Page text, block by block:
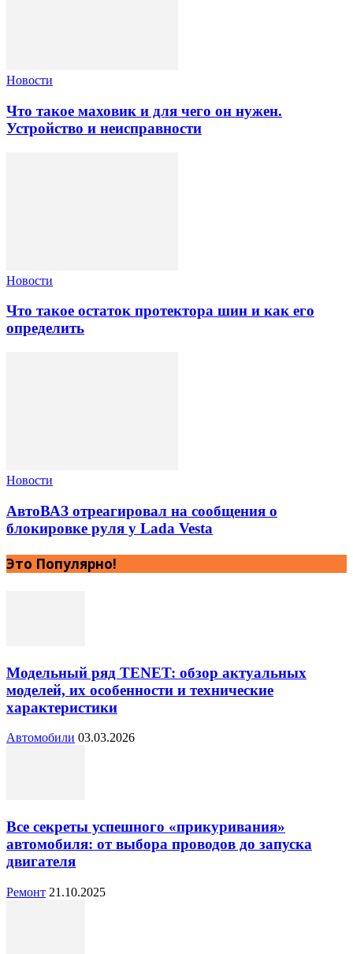
Новости
Что такое маховик и для чего он нужен.
Устройство и неисправности
Новости
Что такое остаток протектора шин и как его
определить
Новости
АвтоВАЗ отреагировал на сообщения о
блокировке руля у Lada Vesta
Это Популярно!
Модельный ряд TENET: обзор актуальных
моделей, их особенности и технические
характеристики
Автомобили 03.03.2026
Все секреты успешного «прикуривания»
автомобиля: от выбора проводов до запуска
двигателя
Ремонт 21.10.2025